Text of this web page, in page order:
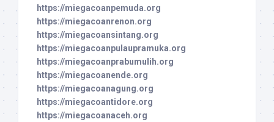
https://miegacoanpemuda.org
https://miegacoanrenon.org
https://miegacoansintang.org
https://miegacoanpulaupramuka.org
https://miegacoanprabumulih.org
https://miegacoanende.org
https://miegacoanagung.org
https://miegacoantidore.org
https://miegacoanaceh.org